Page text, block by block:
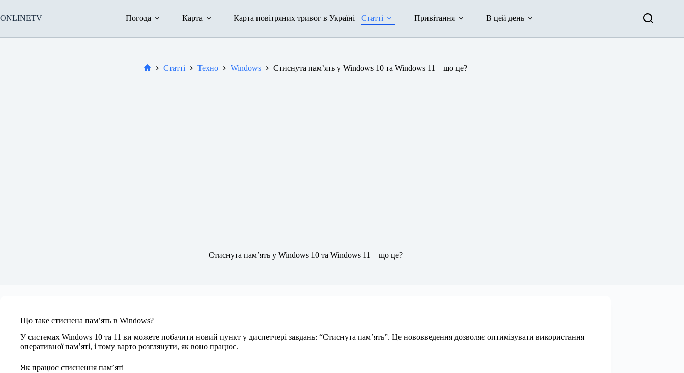
вмісту
ONLINETV Погода Карта Карта повітряних тривог в Україні Статті Привітання В цей день
Статті Техно Windows Стиснута пам’ять у Windows 10 та Windows 11 – що це?
Стиснута пам’ять у Windows 10 та Windows 11 – що це?
Що таке стиснена пам’ять в Windows?
У системах Windows 10 та 11 ви можете побачити новий пункт у диспетчері завдань: “Стиснута пам’ять”. Це нововведення дозволяє оптимізувати використання
оперативної пам’яті, і тому варто розглянути, як воно працює.
Як працює стиснення пам’яті